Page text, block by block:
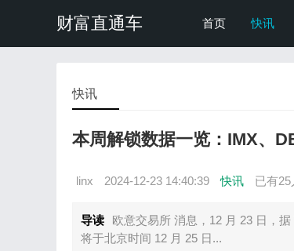
财富直通车 首页 快讯
快讯
本周解锁数据一览：IMX、
linx 2024-12-23 14:40:39 快讯 已有25
导读
欧意交易所 消息，12 月 23 日，
将于北京时间 12 月 25 日...